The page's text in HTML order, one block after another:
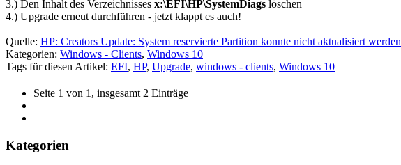
3.) Den Inhalt des Verzeichnisses x:\EFI\HP\SystemDiags löschen
4.) Upgrade erneut durchführen - jetzt klappt es auch!
Quelle: HP: Creators Update: System reservierte Partition konnte nicht aktualisiert werden
Kategorien: Windows - Clients, Windows 10
Tags für diesen Artikel: EFI, HP, Upgrade, windows - clients, Windows 10
Seite 1 von 1, insgesamt 2 Einträge
Kategorien